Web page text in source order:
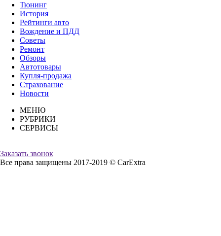
Тюнинг
История
Рейтинги авто
Вождение и ПДД
Советы
Ремонт
Обзоры
Автотовары
Купля-продажа
Страхование
Новости
МЕНЮ
РУБРИКИ
СЕРВИСЫ
Заказать звонок
Все права защищены 2017-2019 © CarExtra